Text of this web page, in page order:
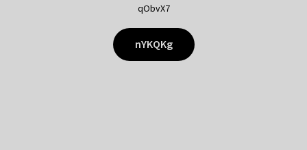
qObvX7
nYKQKg